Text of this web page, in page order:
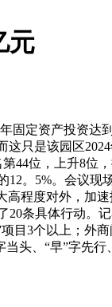
元
定资产投资达
只是该园区
44位，上升8位
。5%。会议
程度对外，加
条具体行动。
目3个以上；外
头、“早”字先